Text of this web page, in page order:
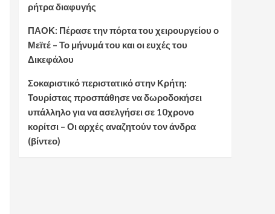
ρήτρα διαφυγής
ΠΑΟΚ: Πέρασε την πόρτα του χειρουργείου ο
Μεϊτέ – Το μήνυμά του και οι ευχές του
Δικεφάλου
Σοκαριστικό περιστατικό στην Κρήτη:
Τουρίστας προσπάθησε να δωροδοκήσει
υπάλληλο για να ασελγήσει σε 10χρονο
κορίτσι – Οι αρχές αναζητούν τον άνδρα
(βίντεο)